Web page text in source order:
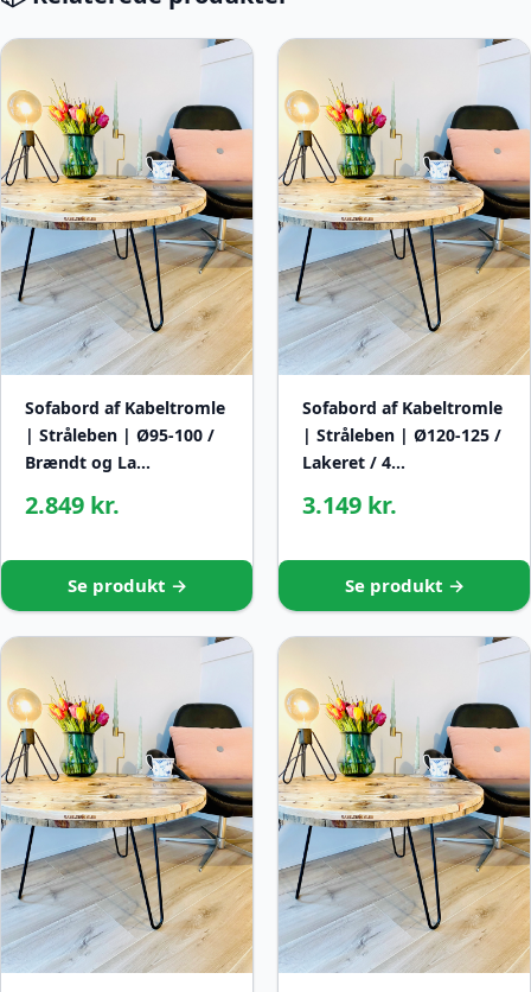
Sofabord af Kabeltromle
| Stråleben | Ø95-100 /
Brændt og La…
2.849 kr.
Se produkt →
Sofabord af Kabeltromle
| Stråleben | Ø120-125 /
Lakeret / 4…
3.149 kr.
Se produkt →